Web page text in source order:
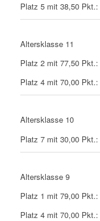
Platz 5 mit 38,50 Pkt.:
Altersklasse 11
Platz 2 mit 77,50 Pkt.:
Platz 4 mit 70,00 Pkt.:
Altersklasse 10
Platz 7 mit 30,00 Pkt.:
Altersklasse 9
Platz 1 mit 79,00 Pkt.:
Platz 4 mit 70,00 Pkt.: